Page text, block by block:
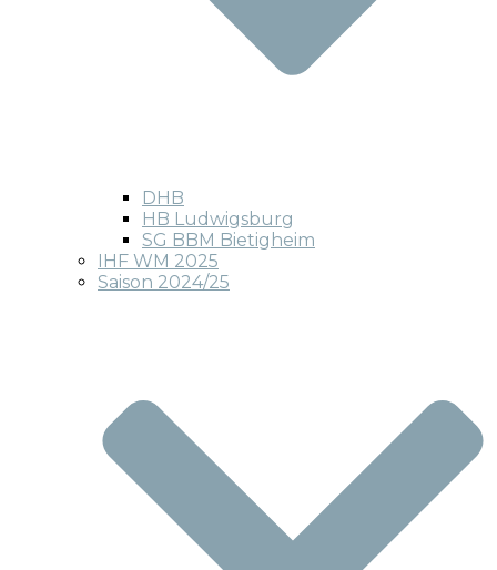
DHB
HB Ludwigsburg
SG BBM Bietigheim
IHF WM 2025
Saison 2024/25